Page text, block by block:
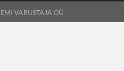
VARUSTAJA OÜ